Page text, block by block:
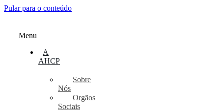
Pular para o conteúdo
Menu
A
AHCP
Sobre
Nós
Orgãos
Sociais